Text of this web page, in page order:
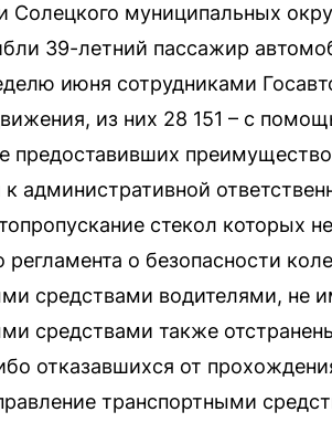
Солецкого муниципальных
39-летний пассажир
июня сотрудниками
из них 28 151 – с
предоставивших
к административной
стекол которых
регламента о безопасности
средствами водителями, не
средствами также
отказавшихся от
транспортными